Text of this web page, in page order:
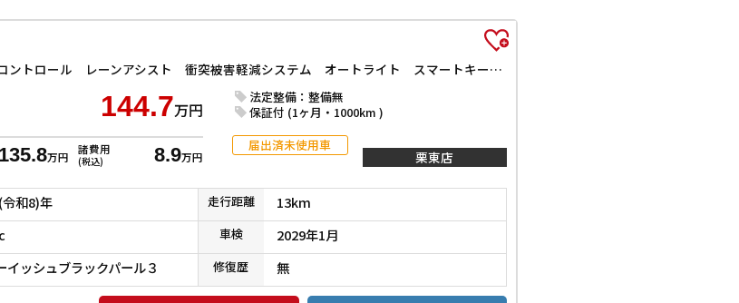
ハイブリッドG 届出済未使用車 禁煙車 クリアランスソナー オートクルーズコントロール レーンアシスト 衝突被害軽減システム オートライト スマートキー アイドリングストップ 電動格納ミラー シートヒーター
144.7万円
135.8万円
諸費用
(税込) 8.9万円
法定整備：整備無
保証付 (1ヶ月・1000km )
届出済未使用車
栗東店
和8)年 走行距離 13km
車検 2029年1月
イッシュブラックパール３ 修復歴 無